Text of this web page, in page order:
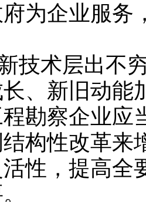
为企业服务
术层出不
、新旧动能
勘察企业应
构性改革来
性，提高全